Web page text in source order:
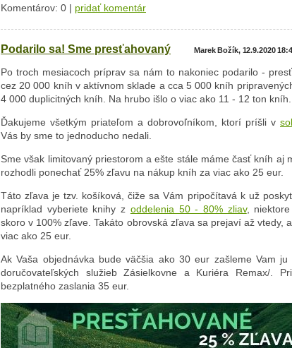
Komentárov: 0 | pridať komentár
Podarilo sa! Sme presťahovaný Marek Božík, 12.9.2020
Po troch mesiacoch príprav sa nám to nakoniec podarilo -
cez 20 000 kníh v aktívnom sklade a cca 5 000 kníh
4 000 duplicitných kníh. Na hrubo išlo o viac ako 11 - 12 ton kníh.
Ďakujeme všetkým priateľom a dobrovoľníkom, ktorí príšli v
Vás by sme to jednoducho nedali.
Sme však limitovaný priestorom a ešte stále máme časť kníh aj
rozhodli ponechať 25% zľavu na nákup kníh za viac ako 25 eur.
Táto zľava je tzv. košíková, čiže sa Vám pripočítavá k už
napríklad vyberiete knihy z oddelenia 50 - 80% zliav,
skoro v 100% zľave. Takáto obrovská zľava sa prejaví až vtedy,
viac ako 25 eur.
Ak Vaša objednávka bude väčšia ako 30 eur zašleme Vam ju
doručovateľských služieb Zásielkovne a Kuriéra Remax/.
bezplatného zaslania 35 eur.